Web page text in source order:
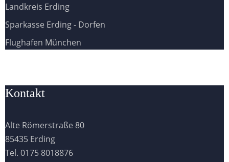
Landkreis Erding
Sparkasse Erding - Dorfen
Flughafen München
Kontakt
Alte Römerstraße 80
85435 Erding
Tel. 0175 8018876